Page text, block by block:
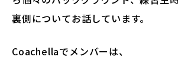
裏側についてお話しています。
Coachellaでメンバーは、